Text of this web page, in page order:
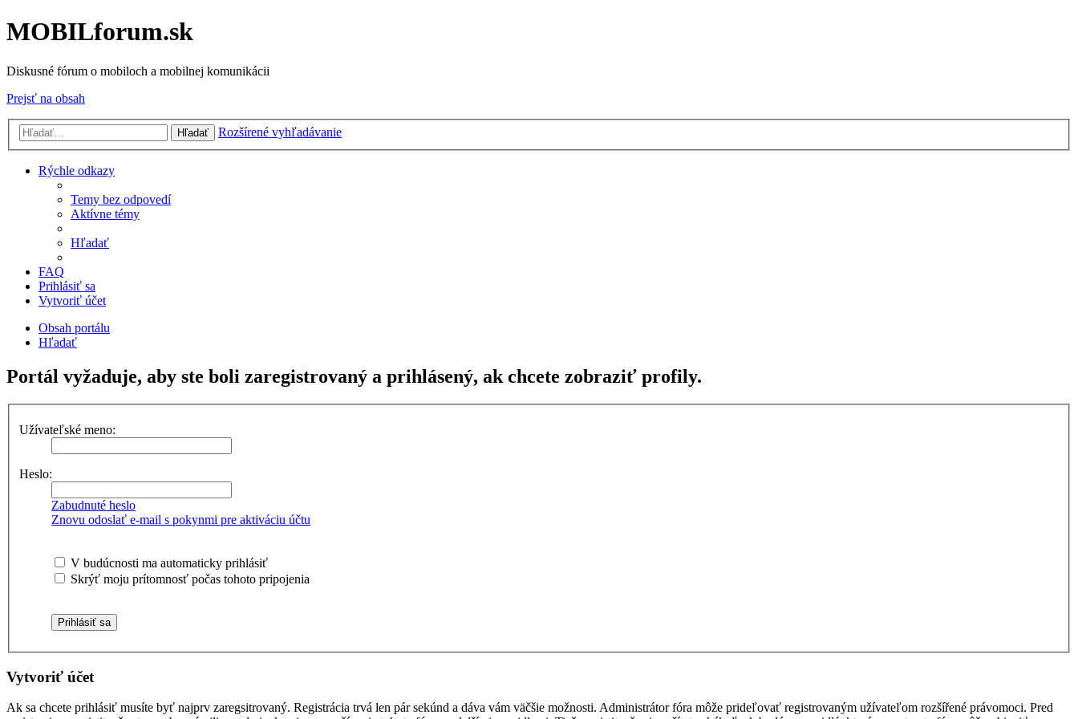
MOBILforum.sk
Diskusné fórum o mobiloch a mobilnej komunikácii
Prejsť na obsah
Hľadať Rozšírené vyhľadávanie
Rýchle odkazy
Temy bez odpovedí
Aktívne témy
Hľadať
FAQ
Prihlásiť sa
Vytvoriť účet
Obsah portálu
Hľadať
Portál vyžaduje, aby ste boli zaregistrovaný a prihlásený, ak chcete zobraziť profily.
Užívateľské meno:
Heslo:
Zabudnuté heslo
Znovu odoslať e-mail s pokynmi pre aktiváciu účtu
V budúcnosti ma automaticky prihlásiť
Skrýť moju prítomnosť počas tohoto pripojenia
Vytvoriť účet
Ak sa chcete prihlásiť musíte byť najprv zaregsitrovaný. Registrácia trvá len pár sekúnd a dáva vám väčšie možnosti. Administrátor fóra môže prideľovať registrovaným užívateľom rozšířené právomoci. Pred